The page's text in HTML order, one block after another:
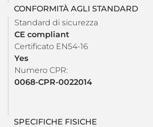
CONFORMITÀ AGLI STANDARD
Standard di sicurezza
CE compliant
Certificato EN54-16
Yes
Numero CPR:
0068-CPR-0022014
SPECIFICHE FISICHE